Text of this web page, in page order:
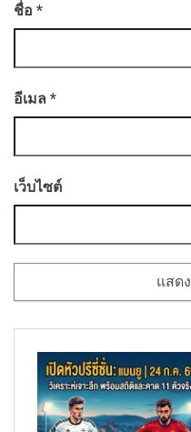
ชื่อ *
อีเมล *
เว็บไซต์